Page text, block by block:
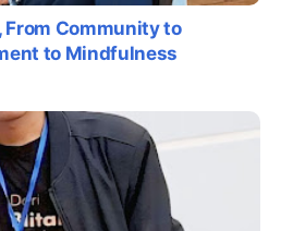
Community to
to Mindfulness